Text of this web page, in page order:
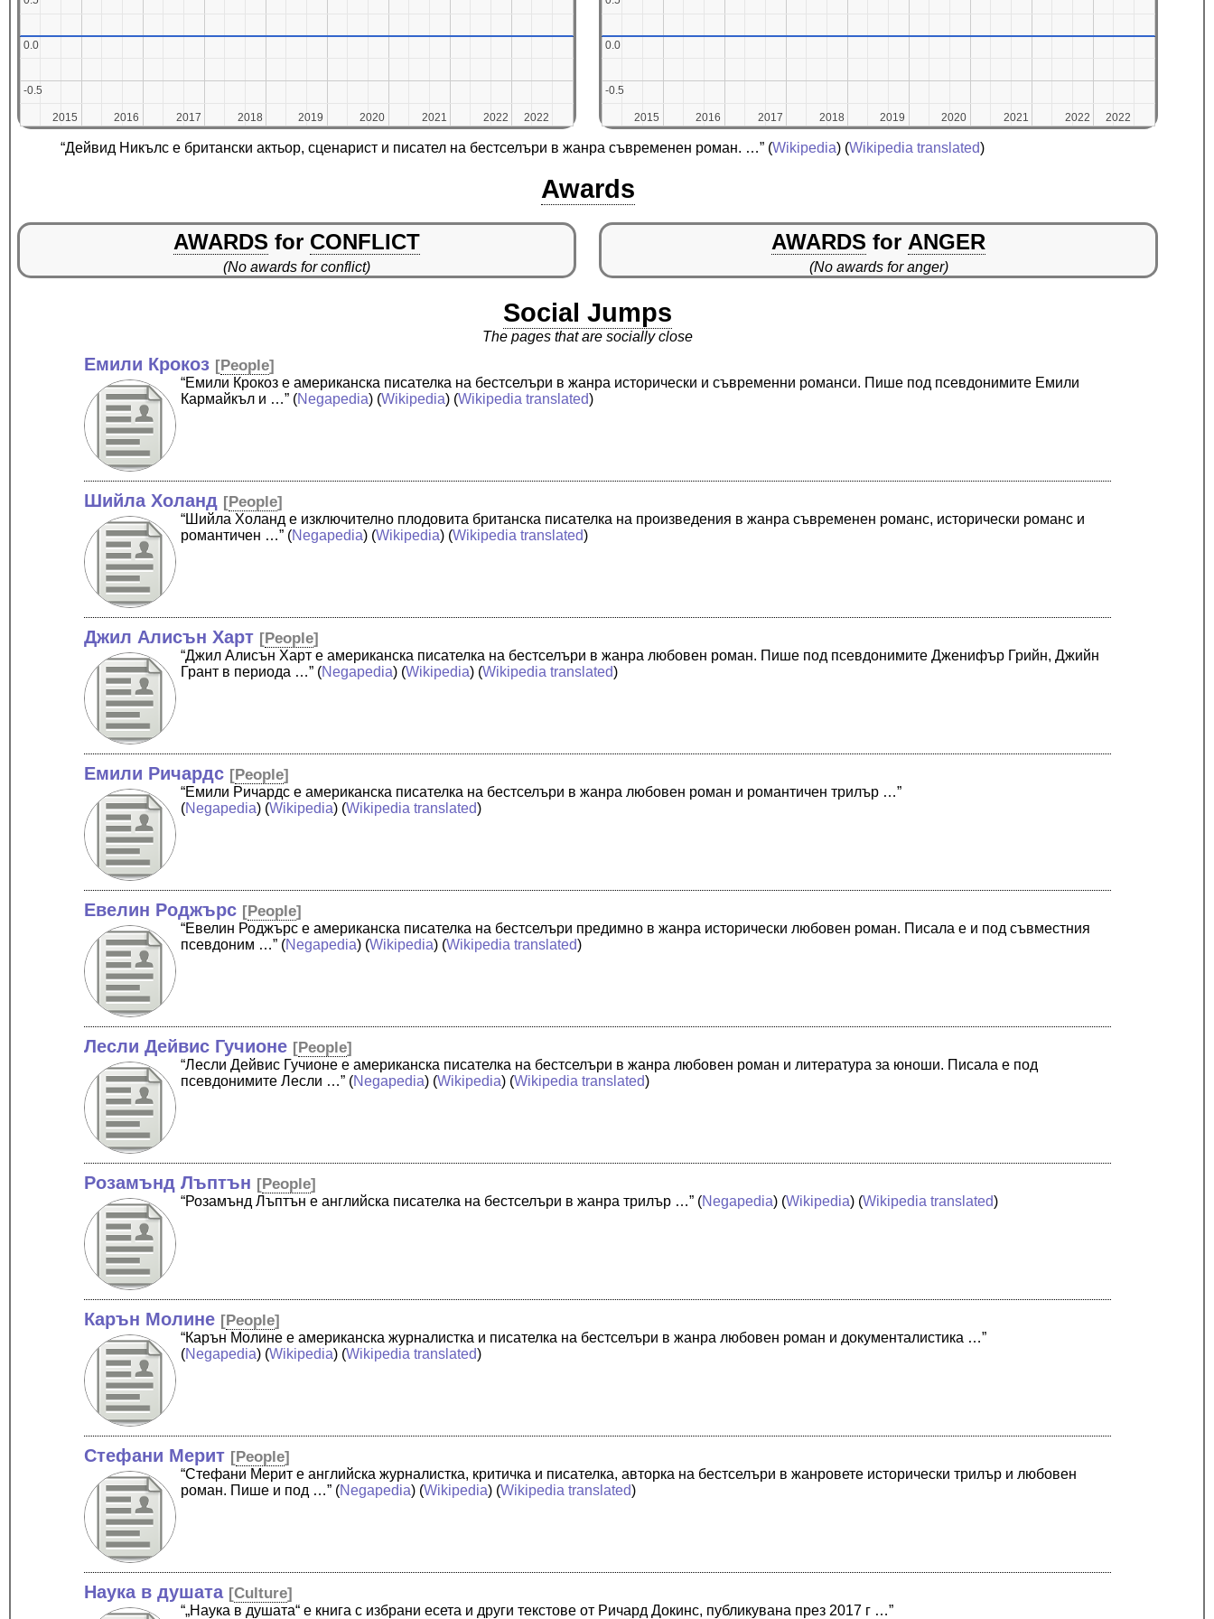
2015
2015 2016
2016 2017
2017 2018
2018 2019
2019 2020
2020 2021
2021 2022
2022 2022
2022
-0.5
-0.5
0.0
0.0
2015
2015 2016
2016 2017
2017 2018
2018 2019
2019 2020
2020 2021
2021 2022
2022 2022
2022
-0.5
-0.5
0.0
0.0
“Дейвид Никълс е британски актьор, сценарист и писател на бестселъри в жанра съвременен роман. …” (Wikipedia) (Wikipedia translated)
Awards
AWARDS for CONFLICT
(No awards for conflict)
AWARDS for ANGER
(No awards for anger)
Social Jumps
The pages that are socially close
Емили Крокоз [People]
“Емили Крокоз е американска писателка на бестселъри в жанра исторически и съвременни романси. Пише под псевдонимите Емили
Кармайкъл и …” (Negapedia) (Wikipedia) (Wikipedia translated)
Шийла Холанд [People]
“Шийла Холанд е изключително плодовита британска писателка на произведения в жанра съвременен романс, исторически романс и
романтичен …” (Negapedia) (Wikipedia) (Wikipedia translated)
Джил Алисън Харт [People]
“Джил Алисън Харт е американска писателка на бестселъри в жанра любовен роман. Пише под псевдонимите Дженифър Грийн, Джийн
Грант в периода …” (Negapedia) (Wikipedia) (Wikipedia translated)
Емили Ричардс [People]
“Емили Ричардс е американска писателка на бестселъри в жанра любовен роман и романтичен трилър …”
(Negapedia) (Wikipedia) (Wikipedia translated)
Евелин Роджърс [People]
“Евелин Роджърс е американска писателка на бестселъри предимно в жанра исторически любовен роман. Писала е и под съвместния
псевдоним …” (Negapedia) (Wikipedia) (Wikipedia translated)
Лесли Дейвис Гучионе [People]
“Лесли Дейвис Гучионе е американска писателка на бестселъри в жанра любовен роман и литература за юноши. Писала е под
псевдонимите Лесли …” (Negapedia) (Wikipedia) (Wikipedia translated)
Розамънд Лъптън [People]
“Розамънд Лъптън е английска писателка на бестселъри в жанра трилър …” (Negapedia) (Wikipedia) (Wikipedia translated)
Карън Молине [People]
“Карън Молине е американска журналистка и писателка на бестселъри в жанра любовен роман и документалистика …”
(Negapedia) (Wikipedia) (Wikipedia translated)
Стефани Мерит [People]
“Стефани Мерит е английска журналистка, критичка и писателка, авторка на бестселъри в жанровете исторически трилър и любовен
роман. Пише и под …” (Negapedia) (Wikipedia) (Wikipedia translated)
Наука в душата [Culture]
“„Наука в душата“ е книга с избрани есета и други текстове от Ричард Докинс, публикувана през 2017 г …”